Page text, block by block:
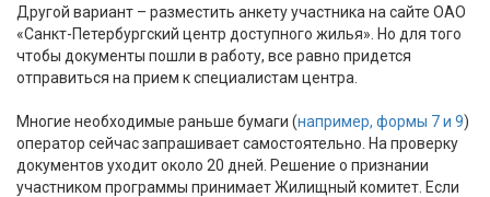
Другой вариант – разместить анкету участника на сайте ОАО
«Санкт-Петербургский центр доступного жилья». Но для того
чтобы документы пошли в работу, все равно придется
отправиться на прием к специалистам центра.
Многие необходимые раньше бумаги (например, формы 7 и 9)
оператор сейчас запрашивает самостоятельно. На проверку
документов уходит около 20 дней. Решение о признании
участником программы принимает Жилищный комитет. Если